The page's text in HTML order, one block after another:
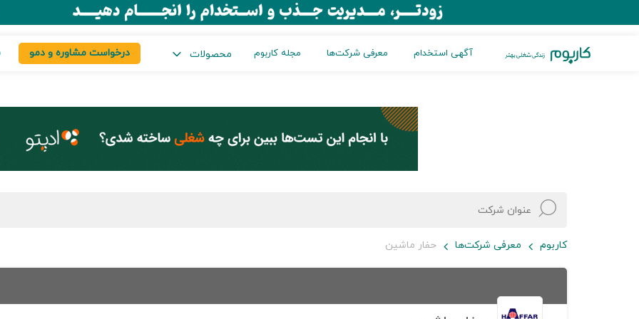
آگهی استخدام معرفی شرکت‌ها مجله کاربوم محصولات درخواست مشاوره و دمو
کاربوم معرفی شرکت‌ها حفار ماشین